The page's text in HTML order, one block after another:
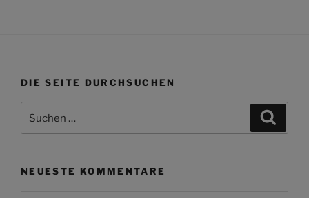
DIE SEITE DURCHSUCHEN
NEUESTE KOMMENTARE